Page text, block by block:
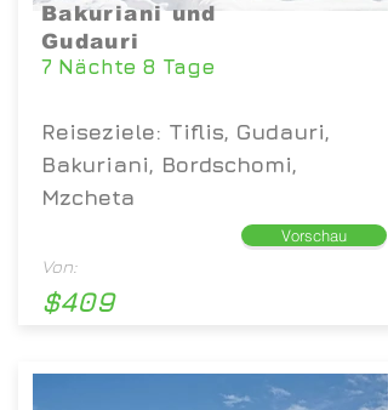
Bakuriani und
Gudauri
7 Nächte 8 Tage
Reiseziele: Tiflis, Gudauri,
Bakuriani, Bordschomi,
Mzcheta
Von:
$409
Vorschau